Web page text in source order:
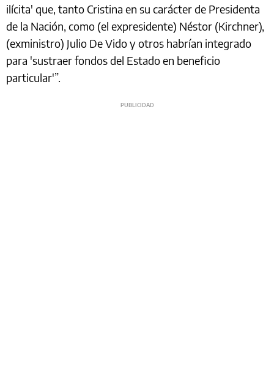
ilícita' que, tanto Cristina en su carácter de Presidenta
de la Nación, como (el expresidente) Néstor (Kirchner),
(exministro) Julio De Vido y otros habrían integrado
para 'sustraer fondos del Estado en beneficio
particular'”.